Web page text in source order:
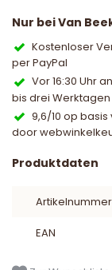
Nur bei Van
Kostenloser
per PayPal
Vor 16:30 Uhr
bis drei
9,6/10 op
door
Produktdaten
EAN